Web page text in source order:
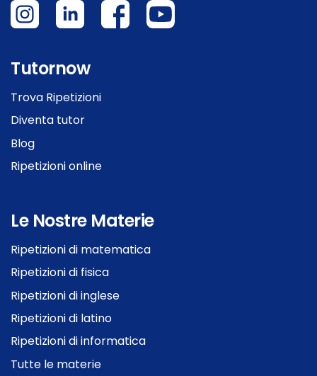
Tutornow
Trova Ripetizioni
Diventa tutor
Blog
Ripetizioni online
Le Nostre Materie
Ripetizioni di matematica
Ripetizioni di fisica
Ripetizioni di inglese
Ripetizioni di latino
Ripetizioni di informatica
Tutte le materie